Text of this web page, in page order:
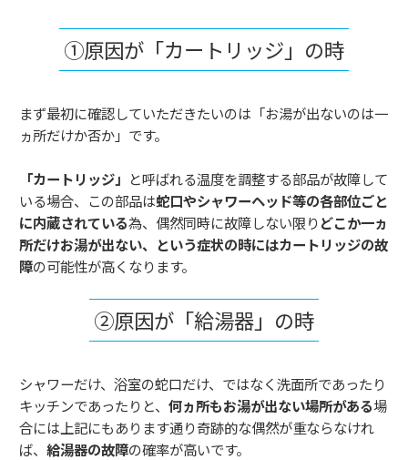
①原因が「カートリッジ」の時
まず最初に確認していただきたいのは「お湯が出ないのは一
ヵ所だけか否か」です。
「カートリッジ」 と呼ばれる温度を調整する部品が故障して
いる場合、この部品は蛇口やシャワーヘッド等の各部位ごと
に内蔵されている為、偶然同時に故障しない限り どこか一ヵ
所だけお湯が出ない、という症状の時にはカートリッジの故
障の可能性が高くなります。
②原因が「給湯器」の時
シャワーだけ、浴室の蛇口だけ、ではなく洗面所であったり
キッチンであったりと、 何ヵ所もお湯が出ない場所がある場
合には上記にもあります通り奇跡的な偶然が重ならなけれ
ば、 給湯器の故障の確率が高いです。